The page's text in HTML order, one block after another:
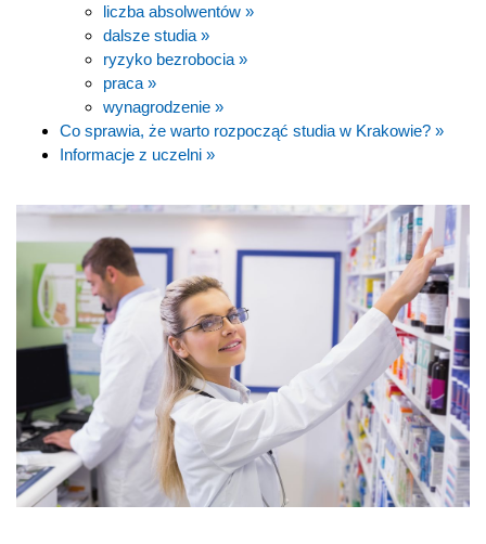
liczba absolwentów »
dalsze studia »
ryzyko bezrobocia »
praca »
wynagrodzenie »
Co sprawia, że warto rozpocząć studia w Krakowie? »
Informacje z uczelni »